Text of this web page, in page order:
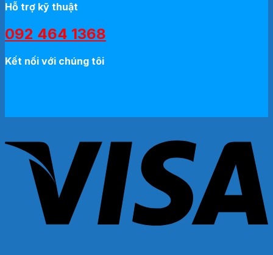
Hỗ trợ kỹ thuật
092 464 1368
Kết nối với chúng tôi